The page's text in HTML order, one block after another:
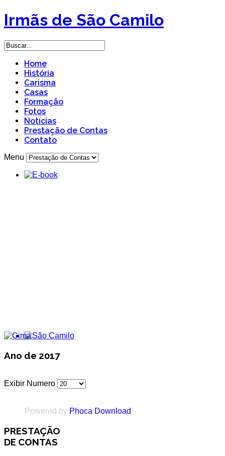
Irmãs de São Camilo
Home
História
Carisma
Casas
Formação
Fotos
Notícias
Prestação de Contas
Contato
Menu
Ano de 2017
Exibir Numero
Powered by Phoca Download
PRESTAÇÃO
DE CONTAS